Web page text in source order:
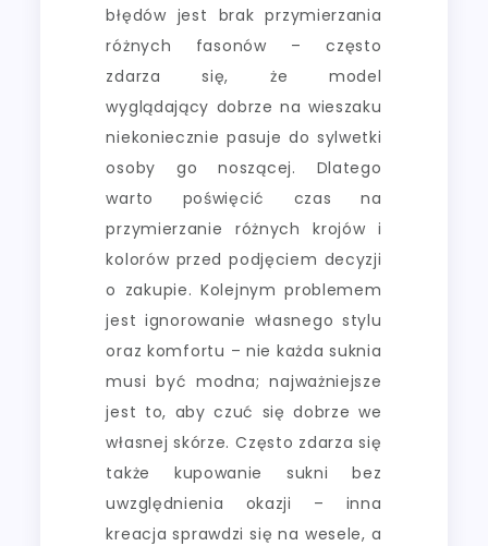
błędów jest brak przymierzania
różnych fasonów – często
zdarza się, że model
wyglądający dobrze na wieszaku
niekoniecznie pasuje do sylwetki
osoby go noszącej. Dlatego
warto poświęcić czas na
przymierzanie różnych krojów i
kolorów przed podjęciem decyzji
o zakupie. Kolejnym problemem
jest ignorowanie własnego stylu
oraz komfortu – nie każda suknia
musi być modna; najważniejsze
jest to, aby czuć się dobrze we
własnej skórze. Często zdarza się
także kupowanie sukni bez
uwzględnienia okazji – inna
kreacja sprawdzi się na wesele, a